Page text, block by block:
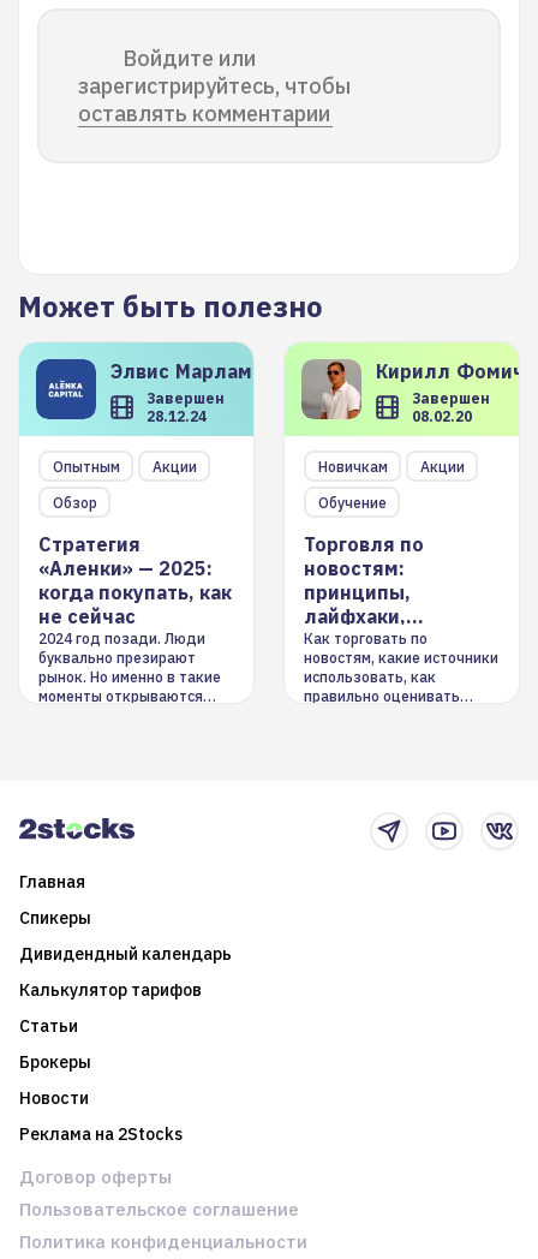
Войдите или
зарегистрируйтесь, чтобы
оставлять комментарии
Может быть полезно
Элвис Марламов
Завершен
28.12.24
Опытным
Акции
Обзор
Стратегия
«Аленки» — 2025:
когда покупать, как
не сейчас
2024 год позади. Люди
буквально презирают
рынок. Но именно в такие
моменты открываются
Кирилл
Завершен
08.02.20
Новичкам
Акции
Обучение
Торговля по
новостям:
принципы,
лайфхаки,
инструменты
Как торговать по
новостям, какие источники
использовать, как
правильно оценивать
Главная
Спикеры
Дивидендный календарь
Калькулятор тарифов
Статьи
Брокеры
Новости
Реклама на 2Stocks
Договор оферты
Пользовательское соглашение
Политика конфиденциальности